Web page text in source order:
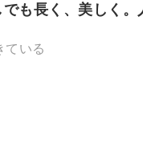
も長く、美しく。
ている